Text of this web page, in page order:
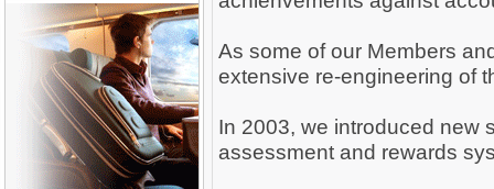
As some of our Members
extensive re-engineering of
In 2003, we introduced new
assessment and rewards